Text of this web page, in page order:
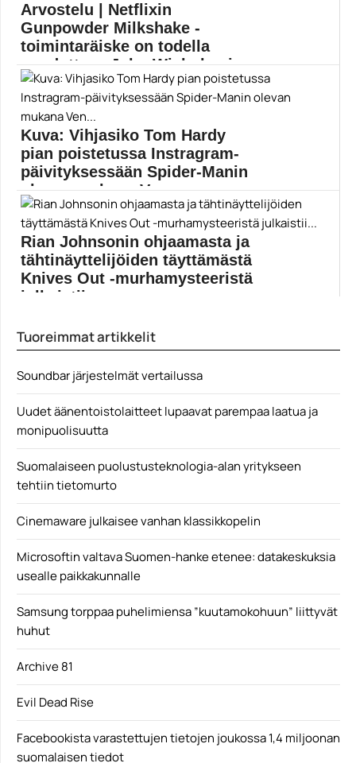
Arvostelu | Netflixin
Gunpowder Milkshake -
toimintaräiske on todella
puuduttava John Wick -kopio
Netflixin Gunpowder Milkshake ei ole adaptaatio, mutta
tuntuu...
Angela Bassett
Kuva: Vihjasiko Tom Hardy
pian poistetussa Instragram-
päivityksessään Spider-Manin
olevan mukana Ven...
Tom Hardyn tähdittämän Venom: Let There Be
Carnagen...
Elokuvat
Rian Johnsonin ohjaamasta ja
tähtinäyttelijöiden täyttämästä
Knives Out -murhamysteeristä
julkaistii...
Ana de Armas
Tuoreimmat artikkelit
Soundbar järjestelmät vertailussa
Uudet äänentoistolaitteet lupaavat parempaa laatua ja
monipuolisuutta
Suomalaiseen puolustusteknologia-alan yritykseen
tehtiin tietomurto
Cinemaware julkaisee vanhan klassikkopelin
Microsoftin valtava Suomen-hanke etenee: datakeskuksia
usealle paikkakunnalle
Samsung torppaa puhelimiensa ”kuutamokohuun” liittyvät
huhut
Archive 81
Evil Dead Rise
Facebookista varastettujen tietojen joukossa 1,4 miljoonan
suomalaisen tiedot